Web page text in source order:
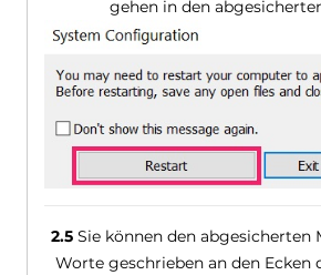
gehen in den
2.5Sie können den abgesicherten
Worte geschrieben an den Ecken